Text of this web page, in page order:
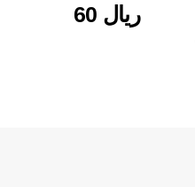
60 ريال